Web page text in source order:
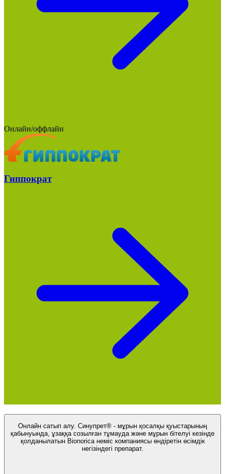
Онлайн/оффлайн
Гиппократ
Онлайн сатып алу. Синупрет® - мұрын қосалқы қуыстарының
қабынуында, ұзаққа созылған тұмауда және мұрын бітелуі кезінде
қолданылатын Bionorica неміс компаниясы өндіретін өсімдік
негізіндегі препарат.